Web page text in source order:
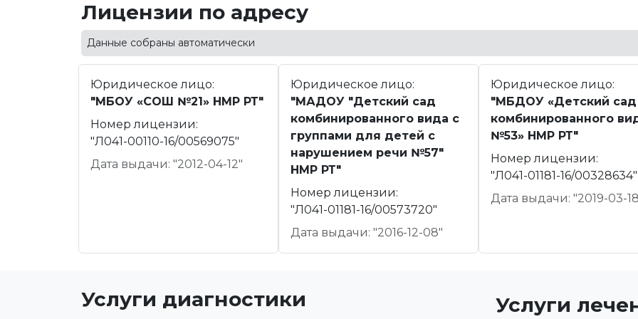
Лицензии по адресу
Данные собраны автоматически
Юридическое лицо:
"МБОУ «СОШ №21» НМР РТ"
Номер лицензии:
"Л041-00110-16/00569075"
Дата выдачи: "2012-04-12"
Юридическое лицо:
"МАДОУ "Детский сад
комбинированного вида с
группами для детей с
нарушением речи №57"
НМР РТ"
Номер лицензии:
"Л041-01181-16/00573720"
Дата выдачи: "2016-12-08"
Юридическое лицо:
"МБДОУ «Детский сад
комбинированного
№53» НМР РТ"
Номер лицензии:
"Л041-01181-16/00328634"
Дата выдачи: "2019-03-
Услуги диагностики Услуги